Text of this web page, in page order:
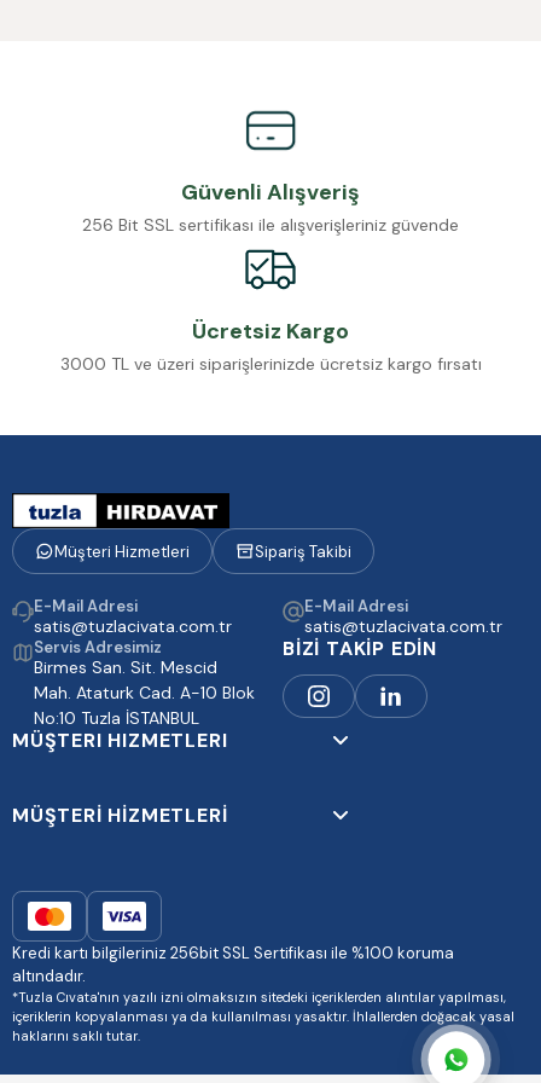
Güvenli Alışveriş
256 Bit SSL sertifikası ile alışverişleriniz güvende
Ücretsiz Kargo
3000 TL ve üzeri siparişlerinizde ücretsiz kargo fırsatı
Müşteri Hizmetleri Sipariş Takibi
E-Mail Adresi
satis@tuzlacivata.com.tr
E-Mail Adresi
satis@tuzlacivata.com.tr
Servis Adresimiz
Birmes San. Sit. Mescid
Mah. Ataturk Cad. A-10 Blok
No:10 Tuzla İSTANBUL
BİZİ TAKİP EDİN
MÜŞTERI HIZMETLERI
MÜŞTERİ HİZMETLERİ
Kredi kartı bilgileriniz 256bit SSL Sertifikası ile %100 koruma
altındadır.
*Tuzla Cıvata'nın yazılı izni olmaksızın sitedeki içeriklerden alıntılar yapılması,
içeriklerin kopyalanması ya da kullanılması yasaktır. İhlallerden doğacak yasal
haklarını saklı tutar.